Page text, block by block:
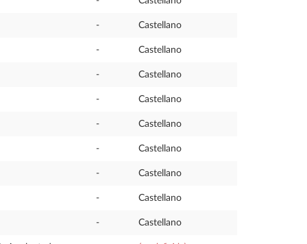
- Castellano
- Castellano
- Castellano
- Castellano
- Castellano
- Castellano
- Castellano
- Castellano
- Castellano